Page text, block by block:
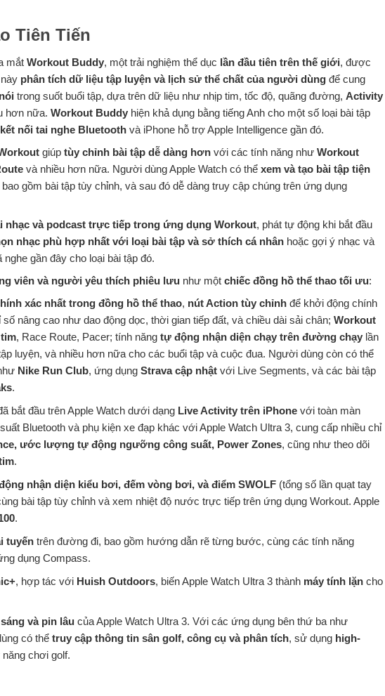
Tiên Tiến
mắt Workout Buddy, một trải nghiệm thể dục lần đầu tiên trên thế giới, được
phân tích dữ liệu tập luyện và lịch sử thể chất của người dùng để cung
trong suốt buổi tập, dựa trên dữ liệu như nhịp tim, tốc độ, quãng đường, Activity
hơn nữa. Workout Buddy hiện khả dụng bằng tiếng Anh cho một số loại bài tập
nối tai nghe Bluetooth và iPhone hỗ trợ Apple Intelligence gần đó.
giúp tùy chỉnh bài tập dễ dàng hơn với các tính năng như Workout
và nhiều hơn nữa. Người dùng Apple Watch có thể xem và tạo bài tập tiện
bao gồm bài tập tùy chỉnh, và sau đó dễ dàng truy cập chúng trên ứng dụng
nhạc và podcast trực tiếp trong ứng dụng Workout, phát tự động khi bắt đầu
nhạc phù hợp nhất với loại bài tập và sở thích cá nhân hoặc gợi ý nhạc và
gần đây cho loại bài tập đó.
viên và người yêu thích phiêu lưu như một chiếc đồng hồ thể thao tối ưu:
xác nhất trong đồng hồ thể thao, nút Action tùy chỉnhđể khởi động chính
nâng cao như dao động dọc, thời gian tiếp đất, và chiều dài sải chân; Workout
, Race Route, Pacer; tính năng tự động nhận diện chạy trên đường chạylần
luyện, và nhiều hơn nữa cho các buổi tập và cuộc đua. Người dùng còn có thể
Nike Run Club, ứng dụng Strava cập nhậtvới Live Segments, và các bài tập
.
bắt đầu trên Apple Watch dưới dạng Live Activity trên iPhonevới toàn màn
Bluetooth và phụ kiện xe đạp khác với Apple Watch Ultra 3, cung cấp nhiều chỉ
ước lượng tự động ngưỡng công suất, Power Zones, cũng như theo dõi
.
nhận diện kiểu bơi, đếm vòng bơi, và điểm SWOLF(tổng số lần quạt tay
bài tập tùy chỉnh và xem nhiệt độ nước trực tiếp trên ứng dụng Workout. Apple
.
tuyếntrên đường đi, bao gồm hướng dẫn rẽ từng bước, cùng các tính năng
dụng Compass.
, hợp tác với Huish Outdoors, biến Apple Watch Ultra 3 thành máy tính lặncho
và pin lâucủa Apple Watch Ultra 3. Với các ứng dụng bên thứ ba như
có thể truy cập thông tin sân golf, công cụ và phân tích, sử dụng high-
chơi golf.